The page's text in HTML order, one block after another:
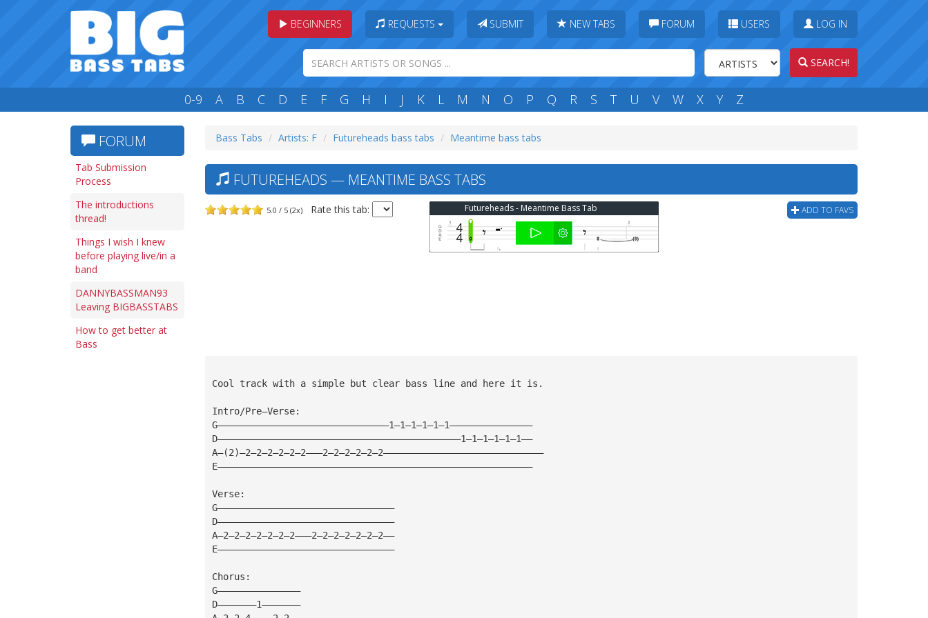
BEGINNERS REQUESTS SUBMIT NEW TABS FORUM USERS LOG IN
SEARCH!
0-9 A B C D E F G H I J K L M N O P Q R S T U V W X Y Z
FORUM
Tab Submission
Process
The introductions
thread!
Things I wish I knew
before playing live/in a
band
DANNYBASSMAN93
Leaving BIGBASSTABS
How to get better at
Bass
Bass Tabs Artists: F Futureheads bass tabs Meantime bass tabs
FUTUREHEADS — MEANTIME BASS TABS
5.0 / 5 (2x) Rate this tab: ADD TO FAVS
Futureheads - Meantime Bass Tab
Cool track with a simple but clear bass line and here it is.
Intro/Pre—Verse:
G———————————————————————————————1—1—1—1—1—1———————————————
D————————————————————————————————————————————1—1—1—1—1—1——
A—(2)—2—2—2—2—2—2———2—2—2—2—2—2—————————————————————————————
E—————————————————————————————————————————————————————————
Verse:
G————————————————————————————————
D————————————————————————————————
A—2—2—2—2—2—2—2———2—2—2—2—2—2—2——
E————————————————————————————————
Chorus:
G———————————————
D———————1———————